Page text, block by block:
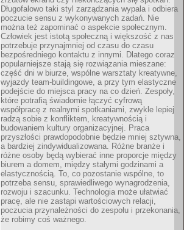
Długofalowo taki styl zarządzania wypala i odbiera
poczucie sensu z wykonywanych zadań. Nie
można też zapominać o aspekcie społecznym.
Człowiek jest istotą społeczną i większość z nas
potrzebuje przynajmniej od czasu do czasu
bezpośredniego kontaktu z innymi. Dlatego coraz
popularniejsze stają się rozwiązania mieszane:
część dni w biurze, wspólne warsztaty kreatywne,
wyjazdy team-buildingowe, a przy tym elastyczne
podejście do miejsca pracy na co dzień. Zespoły,
które potrafią świadomie łączyć cyfrową
współpracę z realnymi spotkaniami, zwykle lepiej
radzą sobie z konfliktem, kreatywnością i
budowaniem kultury organizacyjnej. Praca
przyszłości prawdopodobnie będzie mniej sztywna,
a bardziej zindywidualizowana. Różne branże i
różne osoby będą wybierać inne proporcje między
biurem a domem, między stałymi godzinami a
elastycznością. To, co pozostanie wspólne, to
potrzeba sensu, sprawiedliwego wynagrodzenia,
rozwoju i szacunku. Technologia może ułatwiać
pracę, ale nie zastąpi wartościowych relacji,
poczucia przynależności do zespołu i przekonania,
że robimy coś ważnego.